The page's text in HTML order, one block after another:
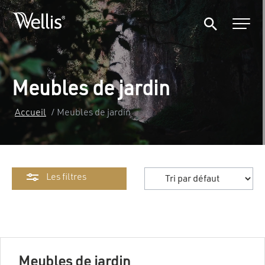
Meubles de jardin
Accueil / Meubles de jardin
Les filtres